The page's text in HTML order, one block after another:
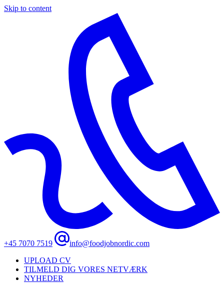
Skip to content
+45 7070 7519
info@foodjobnordic.com
UPLOAD CV
TILMELD DIG VORES NETVÆRK
NYHEDER